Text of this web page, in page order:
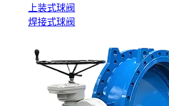
上装式球阀
焊接式球阀